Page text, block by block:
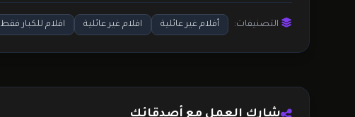
التصنيفات: أفلام غير عائلية افلام غير عائلية افلام للكبار فقط
شارك العمل مع أصدقائك